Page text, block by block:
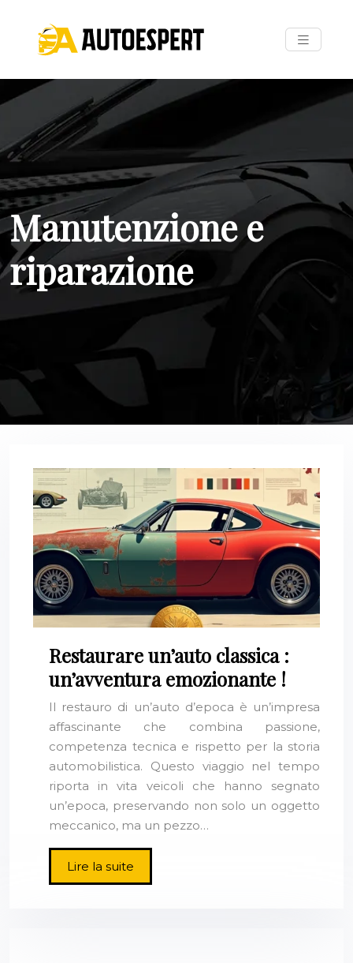
Manutenzione e
riparazione
Restaurare un’auto classica :
un’avventura emozionante !
Il restauro di un’auto d’epoca è un’impresa
affascinante che combina passione,
competenza tecnica e rispetto per la storia
automobilistica. Questo viaggio nel tempo
riporta in vita veicoli che hanno segnato
un’epoca, preservando non solo un oggetto
meccanico, ma un pezzo…
Lire la suite